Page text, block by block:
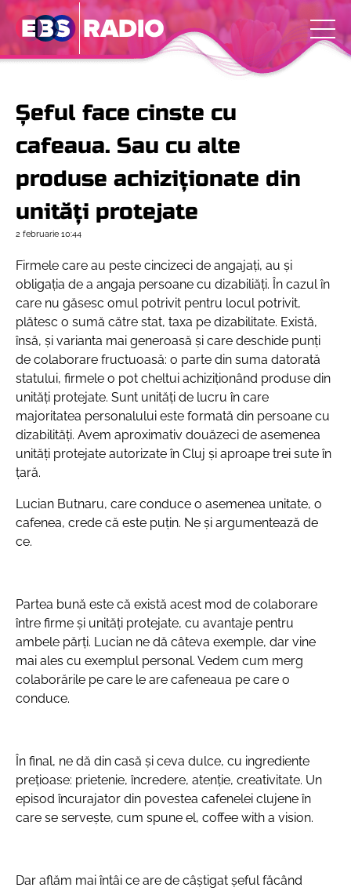
Șeful face cinste cu
cafeaua. Sau cu alte
produse achiziționate din
unități protejate
2 februarie 10:44
Firmele care au peste cincizeci de angajați, au și
obligația de a angaja persoane cu dizabiliăți. În cazul în
care nu găsesc omul potrivit pentru locul potrivit,
plătesc o sumă către stat, taxa pe dizabilitate. Există,
însă, și varianta mai generoasă și care deschide punți
de colaborare fructuoasă: o parte din suma datorată
statului, firmele o pot cheltui achiziționând produse din
unități protejate. Sunt unități de lucru în care
majoritatea personalului este formată din persoane cu
dizabilități. Avem aproximativ douăzeci de asemenea
unități protejate autorizate în Cluj și aproape trei sute în
țară.
Lucian Butnaru, care conduce o asemenea unitate, o
cafenea, crede că este puțin. Ne și argumentează de
ce.
Partea bună este că există acest mod de colaborare
între firme și unități protejate, cu avantaje pentru
ambele părți. Lucian ne dă câteva exemple, dar vine
mai ales cu exemplul personal. Vedem cum merg
colaborările pe care le are cafeneaua pe care o
conduce.
În final, ne dă din casă și ceva dulce, cu ingrediente
prețioase: prietenie, încredere, atenție, creativitate. Un
episod încurajator din povestea cafenelei clujene în
care se servește, cum spune el, coffee with a vision.
Dar aflăm mai întâi ce are de câștigat șeful făcând